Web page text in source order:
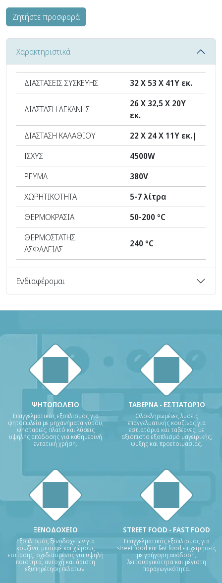
Ζητήστε προσφορά
Χαρακτηριστικά
ΔΙΑΣΤΑΣΕΙΣ ΣΥΣΚΕΥΗΣ 32 Χ 53 Χ 41Υ εκ.
ΔΙΑΣΤΑΣH ΛΕΚΑΝΗΣ
26 Χ 32,5 Χ 20Υ
εκ.
ΔΙΑΣΤΑΣH ΚΑΛΑΘΙΟΥ
22 Χ 24 Χ 11Υ εκ.|
ΙΣΧΥΣ
4500W
ΡΕΥΜΑ
380V
ΧΩΡΗΤΙΚΟΤΗΤΑ
5-7 λίτρα
ΘΕΡΜΟΚΡΑΣΙΑ
50-200 °C
ΘΕΡΜΟΣΤΑΤΗΣ
ΑΣΦΑΛΕΙΑΣ
240 °C
Ενδιαφέρομαι
ΨΗΤΟΠΩΛΕΙΟ
Επαγγελματικός εξοπλισμός για
ψητοπωλεία με μηχανήματα γύρου,
ψησταριές, πλατό και λύσεις
υψηλής απόδοσης για καθημερινή
εντατική χρήση.
ΤΑΒΕΡΝΑ - ΕΣΤΙΑΤΟΡΙΟ
Ολοκληρωμένες λύσεις
επαγγελματικής κουζίνας για
εστιατόρια και ταβέρνες, με
αξιόπιστο εξοπλισμό μαγειρικής,
ψύξης και προετοιμασίας.
ΞΕΝΟΔΟΧΕΙΟ
Εξοπλισμός ξενοδοχείων για
κουζίνα, μπουφέ και χώρους
εστίασης, σχεδιασμένος για υψηλή
ποιότητα, αντοχή και άριστη
εξυπηρέτηση πελατών.
STREET FOOD - FAST FOOD
Επαγγελματικός εξοπλισμός για
street food και fast food επιχειρήσεις
με γρήγορη απόδοση,
λειτουργικότητα και μέγιστη
παραγωγικότητα.